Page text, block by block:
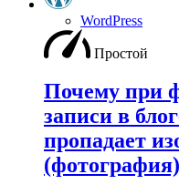
WordPress
Простой
Почему при
записи в
пропадает